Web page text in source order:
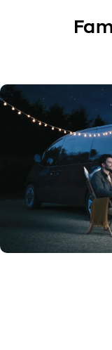
Performance
Safety
Convenience
Specification
STARIA Elite and
STARIA Essence